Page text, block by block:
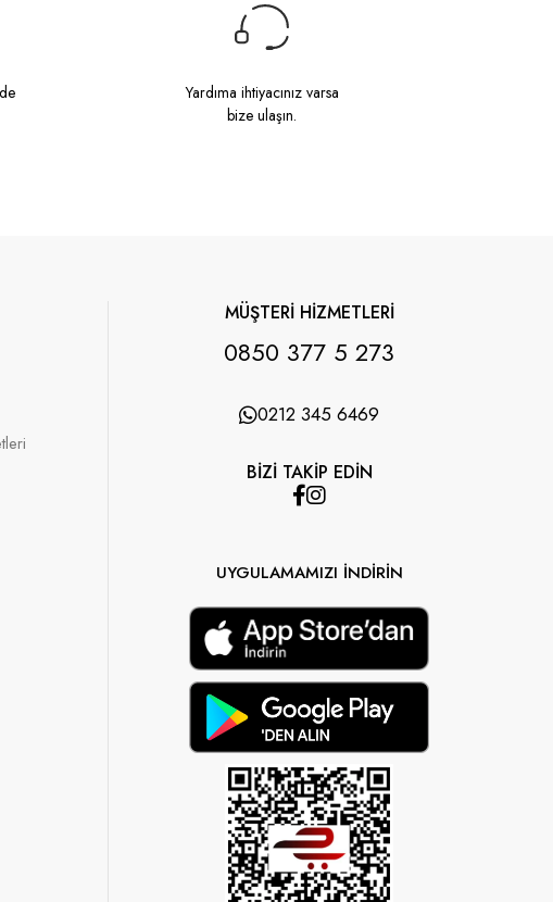
Yardıma ihtiyacınız varsa
bize ulaşın.
MÜŞTERİ HİZMETLERİ
0850 377 5 273
0212 345 6469
BİZİ TAKİP EDİN
UYGULAMAMIZI İNDİRİN